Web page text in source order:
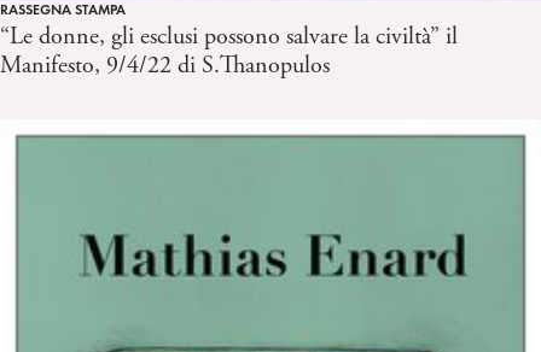
RASSEGNA STAMPA
“Le donne, gli esclusi possono salvare la civiltà” il
Manifesto, 9/4/22 di S.Thanopulos